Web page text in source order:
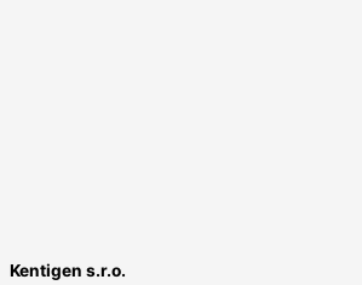
Kentigen s.r.o.